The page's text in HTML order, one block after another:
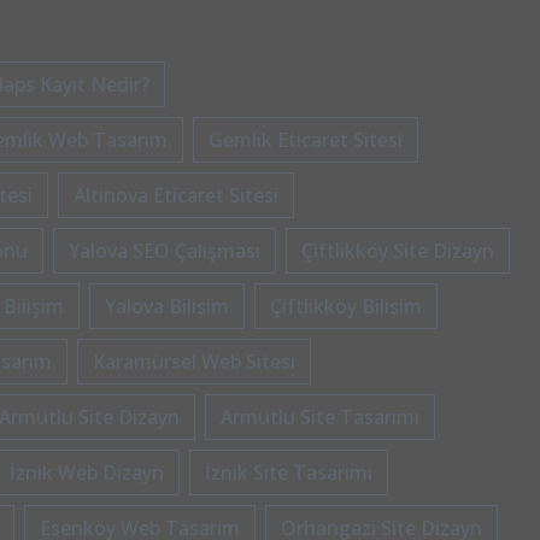
Kayıt Nedir?
Web Tasarım Gemlik Eticaret Sitesi
Altınova Eticaret Sitesi
Yalova SEO Çalışması Çiftlikköy Site Dizayn
Bilişim Yalova Bilişim Çiftlikköy Bilişim
Karamürsel Web Sitesi
Armutlu Site Dizayn Armutlu Site Tasarımı
İznik Web Dizayn İznik Site Tasarımı
Esenköy Web Tasarım Orhangazi Site Dizayn